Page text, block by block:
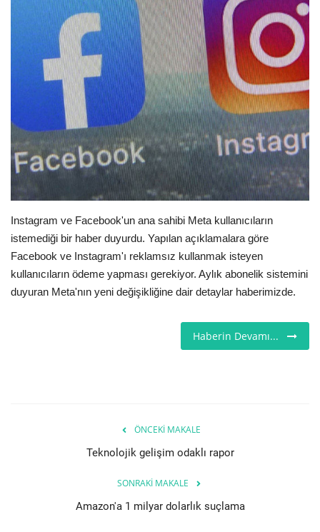
Seri İlanlar
İngiltere
Videolar
İş & Ekonomi
Kültür - Sanat
Pazaryeri
Restoranlar
Instagram ve Facebook'un ana sahibi Meta kullanıcıların
istemediği bir haber duyurdu. Yapılan açıklamalara göre
Facebook ve Instagram'ı reklamsız kullanmak isteyen
kullanıcıların ödeme yapması gerekiyor. Aylık abonelik sistemini
duyuran Meta'nın yeni değişikliğine dair detaylar haberimizde.
Haberin Devamı...
ÖNCEKI MAKALE
Teknolojik gelişim odaklı rapor
SONRAKI MAKALE
Amazon'a 1 milyar dolarlık suçlama